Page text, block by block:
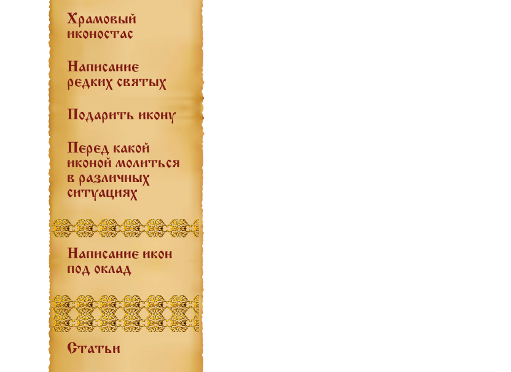
Храмовый
иконостас
Написание
редких святых
Подарить икону
Перед какой
иконой молиться
в различных
ситуациях
Написание икон
под оклад
Статьи